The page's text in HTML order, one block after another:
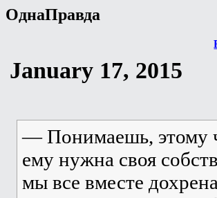
ОднаПравда
January 17, 2015
— Понимаешь, этому
ему нужна своя
мы все вместе